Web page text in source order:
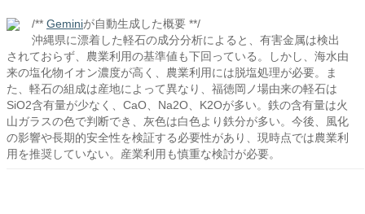
/** Geminiが自動生成した概要 **/
沖縄県に漂着した軽石の成分分析によると、有害金属は検出
されておらず、農業利用の基準値も下回っている。しかし、海水由
来の塩化物イオン濃度が高く、農業利用には脱塩処理が必要。ま
た、軽石の組成は産地によって異なり、福徳岡ノ場由来の軽石は
SiO2含有量が少なく、CaO、Na2O、K2Oが多い。鉄の含有量は火
山ガラスの色で判断でき、灰色は白色より鉄分が多い。今後、風化
の影響や長期的安全性を検証する必要性があり、現時点では農業利
用を推奨していない。産業利用も慎重な検討が必要。